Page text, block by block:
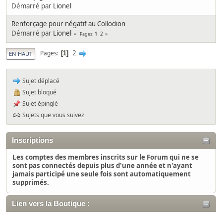
Inscriptions
Les comptes des membres inscrits sur le Forum qui ne se
sont pas connectés depuis plus d'une année et n'ayant
jamais participé une seule fois sont automatiquement
supprimés.
Lien vers la Boutique :
Démarré par Lionel
Renforçage pour négatif au Collodion
Démarré par Lionel Pages 1 2
EN HAUT Pages 1 2
Sujet déplacé
Sujet bloqué
Sujet épinglé
Sujets que vous suivez